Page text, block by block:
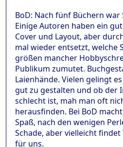
BoD: Nach fünf Büchern war
Einige Autoren haben ein
Cover und Layout, aber
mal wieder entsetzt, welche
größen mancher
Publikum zumutet.
Laienhände. Vielen gelingt
gut zu gestalten und ob der
schlecht ist, mah man oft
herausfinden. Bei BoD
Spaß, nach den wenigen
Schade, aber vielleicht
für uns.